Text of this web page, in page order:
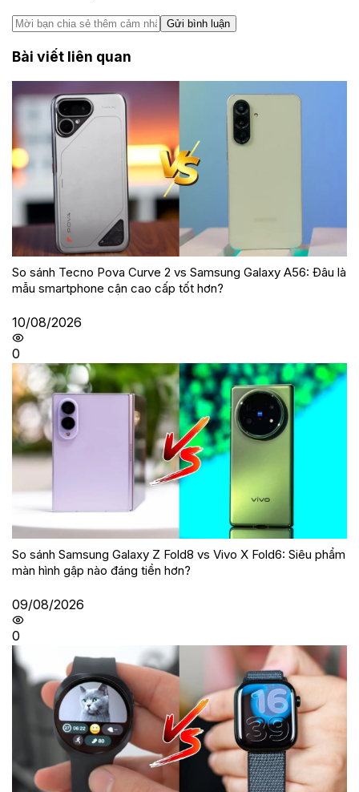
Gửi bình luận
Bài viết liên quan
So sánh Tecno Pova Curve 2 vs Samsung Galaxy A56: Đâu là
mẫu smartphone cận cao cấp tốt hơn?
10/08/2026
0
So sánh Samsung Galaxy Z Fold8 vs Vivo X Fold6: Siêu phẩm
màn hình gập nào đáng tiền hơn?
09/08/2026
0